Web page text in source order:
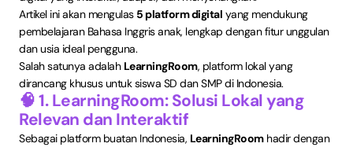
Artikel ini akan mengulas 5 platform digital yang mendukung
pembelajaran Bahasa Inggris anak, lengkap dengan fitur unggulan
dan usia ideal pengguna.
Salah satunya adalah LearningRoom, platform lokal yang
dirancang khusus untuk siswa SD dan SMP di Indonesia.
🧠 1. LearningRoom: Solusi Lokal yang
Relevan dan Interaktif
Sebagai platform buatan Indonesia, LearningRoomhadir dengan